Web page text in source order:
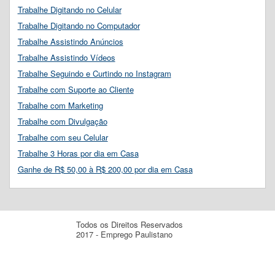
Trabalhe Digitando no Celular
Trabalhe Digitando no Computador
Trabalhe Assistindo Anúncios
Trabalhe Assistindo Vídeos
Trabalhe Seguindo e Curtindo no Instagram
Trabalhe com Suporte ao Cliente
Trabalhe com Marketing
Trabalhe com Divulgação
Trabalhe com seu Celular
Trabalhe 3 Horas por dia em Casa
Ganhe de R$ 50,00 à R$ 200,00 por dia em Casa
Todos os Direitos Reservados
2017 - Emprego Paulistano